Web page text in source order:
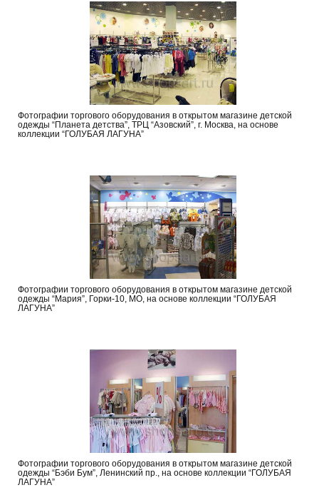
Фотографии торгового оборудования в открытом магазине детской
одежды “Планета детства”, ТРЦ “Азовский”, г. Москва, на основе
коллекции “ГОЛУБАЯ ЛАГУНА”
Фотографии торгового оборудования в открытом магазине детской
одежды “Мария”, Горки-10, МО, на основе коллекции “ГОЛУБАЯ
ЛАГУНА”
Фотографии торгового оборудования в открытом магазине детской
одежды “Бэби Бум”, Ленинский пр., на основе коллекции “ГОЛУБАЯ
ЛАГУНА”